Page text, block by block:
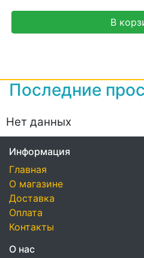
В
Последние
Нет данных
Информация
Главная
О магазине
Доставка
Оплата
Контакты
О нас